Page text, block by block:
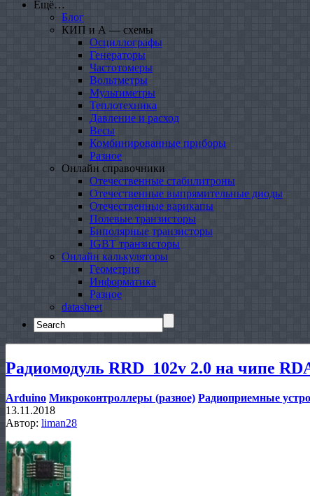
Ещё…
Блог
КИП и А — схемы
Осциллографы
Генераторы
Частотомеры
Вольтметры
Мультиметры
Теплотехника
Давление и расход
Весы
Комбинированные приборы
Разное
Онлайн справочники
Отечественные стабилитроны
Отечественные выпрямительные диоды
Отечественные варикапы
Полевые транзисторы
Биполярные транзисторы
IGBT транзисторы
Онлайн калькуляторы
Геометрия
Информатика
Разное
datasheet
Search
for:
Радиомодуль RRD_102v 2.0 на чипе
Arduino Микроконтроллеры (разное) Радиоприемные
13.11.2018
Автор: liman28